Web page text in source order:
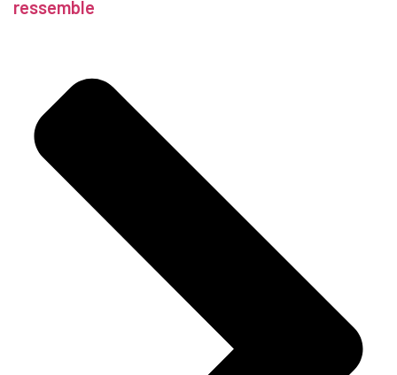
ressemble